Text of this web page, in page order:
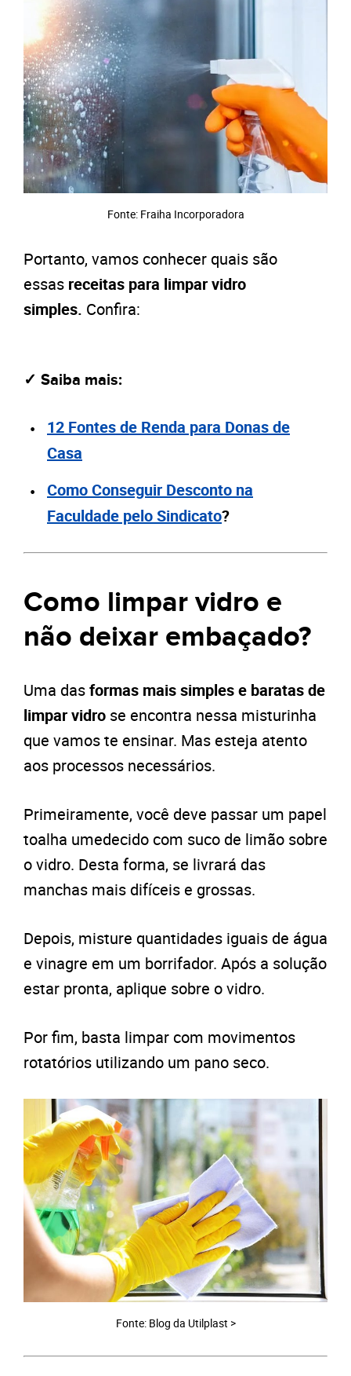
Fonte: Fraiha Incorporadora
Portanto, vamos conhecer quais são
essas receitas para limpar vidro
simples. Confira:
✓ Saiba mais:
12 Fontes de Renda para Donas de
Casa
Como Conseguir Desconto na
Faculdade pelo Sindicato?
Como limpar vidro e
não deixar embaçado?
Uma dasformas mais simples e baratas de
limpar vidro se encontra nessa misturinha
que vamos te ensinar. Mas esteja atento
aos processos necessários.
Primeiramente, você deve passar um papel
toalha umedecido com suco de limão sobre
o vidro. Desta forma, se livrará das
manchas mais difíceis e grossas.
Depois, misture quantidades iguais de água
e vinagre em um borrifador. Após a solução
estar pronta, aplique sobre o vidro.
Por fim, basta limpar com movimentos
rotatórios utilizando um pano seco.
Fonte: Blog da Utilplast >